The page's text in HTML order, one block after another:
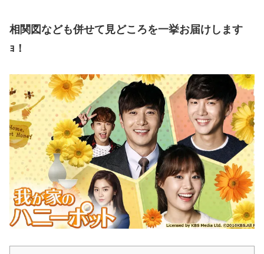
相関図なども併せて見どころを一挙お届けします
ｮ！